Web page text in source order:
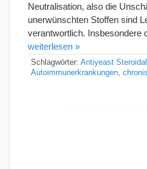
Neutralisation, also die
unerwünschten Stoffen sind
verantwortlich. Insbesondere
weiterlesen »
Schlagwörter: Antiyeast
Autoimmunerkrankungen